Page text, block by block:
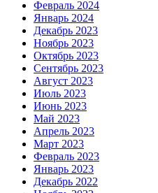
Февраль 2024
Январь 2024
Декабрь 2023
Ноябрь 2023
Октябрь 2023
Сентябрь 2023
Август 2023
Июль 2023
Июнь 2023
Май 2023
Апрель 2023
Март 2023
Февраль 2023
Январь 2023
Декабрь 2022